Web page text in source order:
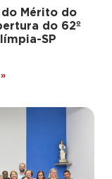
Mérito do
do 62º
SP